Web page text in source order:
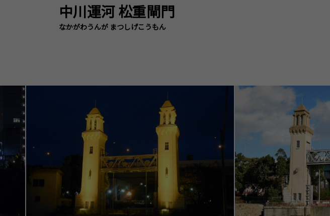
中川運河 松重閘門
なかがわうんが まつしげこうもん